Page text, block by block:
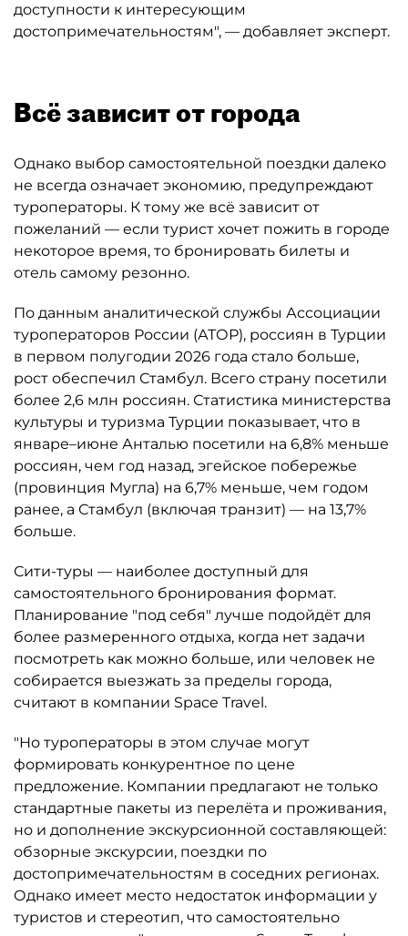
доступности к интересующим
достопримечательностям", — добавляет эксперт.
Всё зависит от города
Однако выбор самостоятельной поездки далеко
не всегда означает экономию, предупреждают
туроператоры. К тому же всё зависит от
пожеланий — если турист хочет пожить в городе
некоторое время, то бронировать билеты и
отель самому резонно.
По данным аналитической службы Ассоциации
туроператоров России (АТОР), россиян в Турции
в первом полугодии 2026 года стало больше,
рост обеспечил Стамбул. Всего страну посетили
более 2,6 млн россиян. Статистика министерства
культуры и туризма Турции показывает, что в
январе–июне Анталью посетили на 6,8% меньше
россиян, чем год назад, эгейское побережье
(провинция Мугла) на 6,7% меньше, чем годом
ранее, а Стамбул (включая транзит) — на 13,7%
больше.
Сити-туры — наиболее доступный для
самостоятельного бронирования формат.
Планирование "под себя" лучше подойдёт для
более размеренного отдыха, когда нет задачи
посмотреть как можно больше, или человек не
собирается выезжать за пределы города,
считают в компании Space Travel.
"Но туроператоры в этом случае могут
формировать конкурентное по цене
предложение. Компании предлагают не только
стандартные пакеты из перелёта и проживания,
но и дополнение экскурсионной составляющей:
обзорные экскурсии, поездки по
достопримечательностям в соседних регионах.
Однако имеет место недостаток информации у
туристов и стереотип, что самостоятельно